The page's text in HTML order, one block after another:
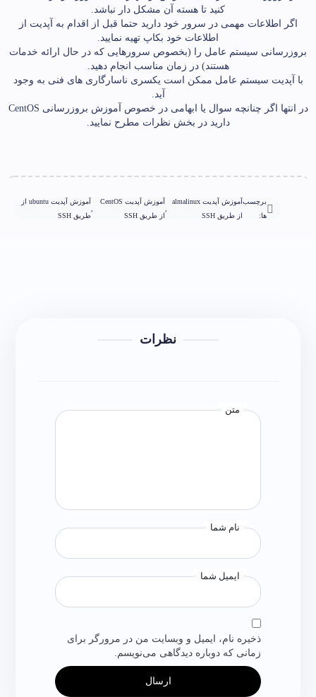
کنید تا هسته آن مشکل دار نباشد.
اگر اطلاعات مهمی در سرور خود دارید حتما قبل از اقدام به آپدیت از
اطلاعات خود بکاپ تهیه نمایید.
بروزرسانی سیستم عامل را (بخصوص سرورهایی که در حال ارائه خدمات
هستند) در زمان مناسب انجام دهید.
با آپدیت سیستم عامل ممکن است یکسری ناسارگاری های فنی به وجود
آید.
در انتها اگر چنانچه سوال یا ابهامی در خصوص آموزش بروزرسانی CentOS
دارید در بخش نظرات مطرح نمایید.
برچسب
ها:
آموزش آپدیت almalinux
از طریق SSH
,
آموزش آپدیت CentOS
از طریق SSH
,
آموزش آپدیت ubuntu از
طریق SSH
نظرات
متن
نام شما
ایمیل شما
ذخیره نام، ایمیل و وبسایت من در مرورگر برای
زمانی که دوباره دیدگاهی می‌نویسم.
ارسال